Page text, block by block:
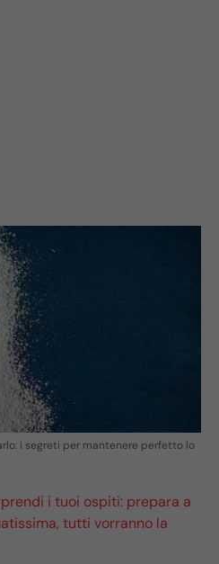
i segreti per mantenere perfetto lo
i tuoi ospiti: prepara a
tutti vorranno la